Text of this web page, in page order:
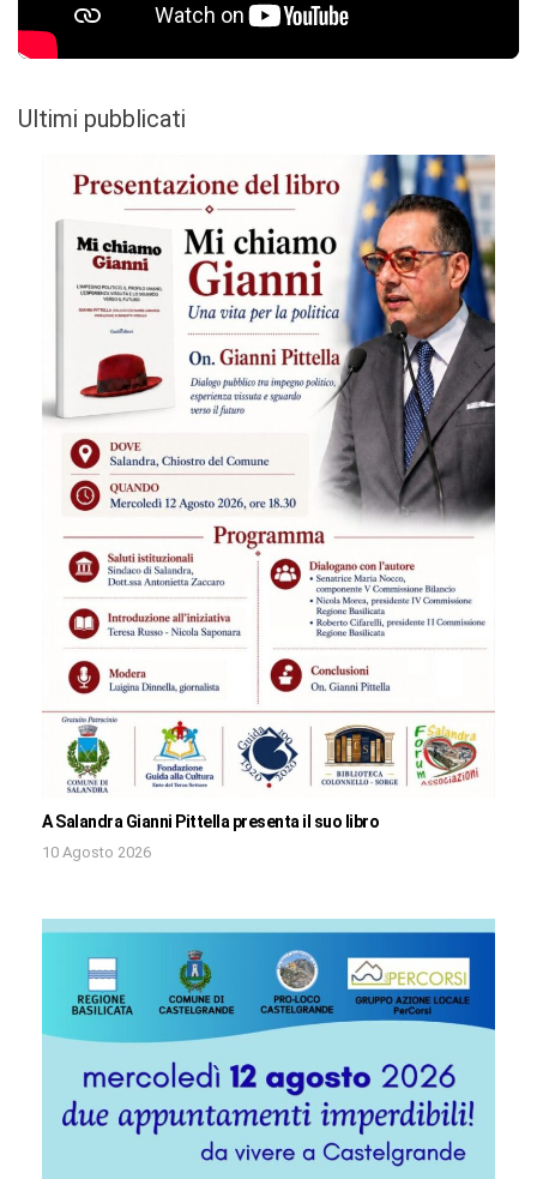
Ultimi pubblicati
A Salandra Gianni Pittella presenta il suo libro
10 Agosto 2026